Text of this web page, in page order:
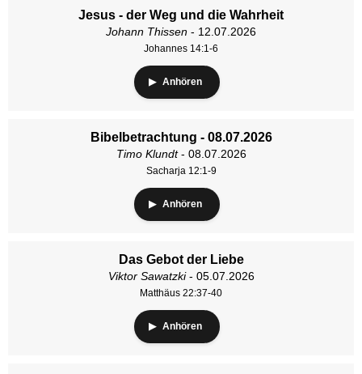
Jesus - der Weg und die Wahrheit
Johann Thissen - 12.07.2026
Johannes 14:1-6
Anhören
Bibelbetrachtung - 08.07.2026
Timo Klundt- 08.07.2026
Sacharja 12:1-9
Anhören
Das Gebot der Liebe
Viktor Sawatzki- 05.07.2026
Matthäus 22:37-40
Anhören